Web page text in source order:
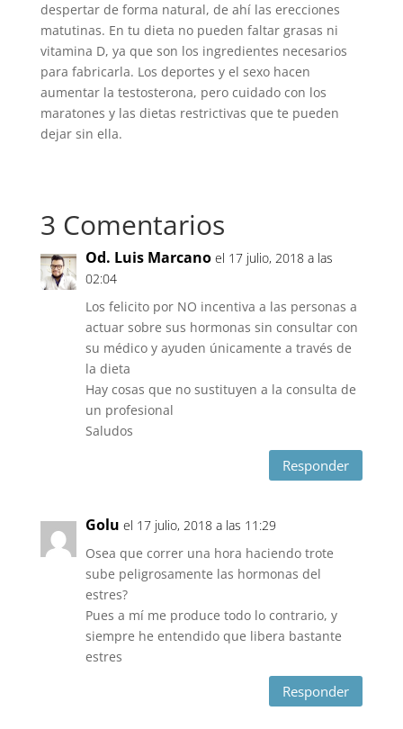
despertar de forma natural, de ahí las erecciones
matutinas. En tu dieta no pueden faltar grasas ni
vitamina D, ya que son los ingredientes necesarios
para fabricarla. Los deportes y el sexo hacen
aumentar la testosterona, pero cuidado con los
maratones y las dietas restrictivas que te pueden
dejar sin ella.
3 Comentarios
Od. Luis Marcano el 17 julio, 2018 a las
02:04
Los felicito por NO incentiva a las personas a
actuar sobre sus hormonas sin consultar con
su médico y ayuden únicamente a través de
la dieta
Hay cosas que no sustituyen a la consulta de
un profesional
Saludos
Responder
Golu el 17 julio, 2018 a las 11:29
Osea que correr una hora haciendo trote
sube peligrosamente las hormonas del
estres?
Pues a mí me produce todo lo contrario, y
siempre he entendido que libera bastante
estres
Responder